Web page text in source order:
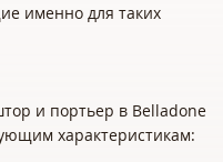
именно для таких
и портьер в Belladone
характеристикам: